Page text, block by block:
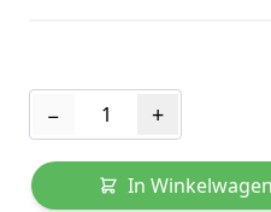
− +
In Winkelwagen